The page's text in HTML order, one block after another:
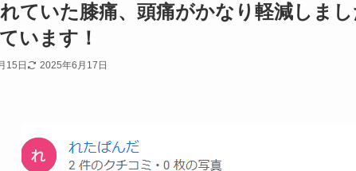
ていた膝痛、頭痛がかなり軽減しま
います！
15日 2025年6月17日